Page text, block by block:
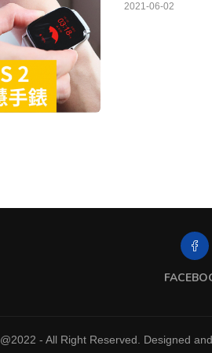
2021-06-02
@2022 - All Right Reserved. Designed